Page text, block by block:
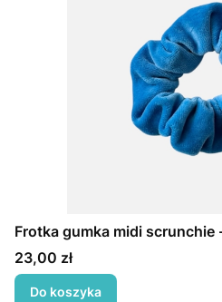
Frotka gumka midi scrunchie
Cena
23,00 zł
Do koszyka